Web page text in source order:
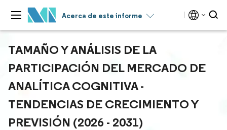
Acerca de este informe
TAMAÑO Y ANÁLISIS DE LA
PARTICIPACIÓN DEL MERCADO DE
ANALÍTICA COGNITIVA -
TENDENCIAS DE CRECIMIENTO Y
PREVISIÓN (2026 - 2031)